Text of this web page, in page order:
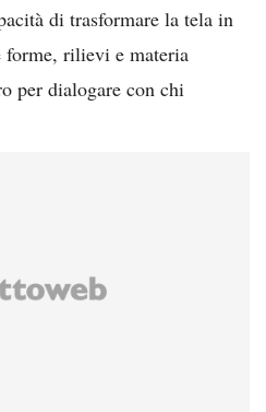
di trasformare la tela in
forme, rilievi e materia
per dialogare con chi